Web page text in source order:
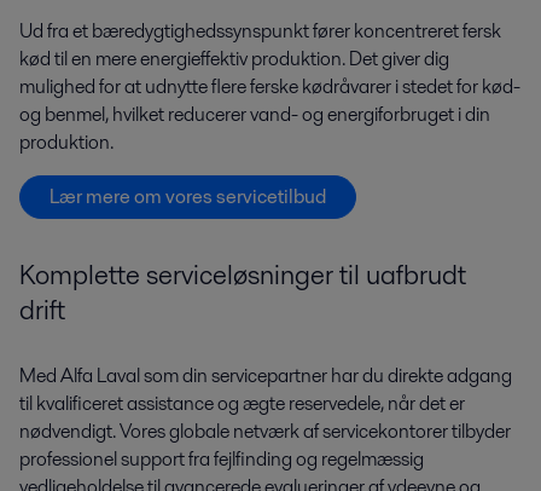
Ud fra et bæredygtighedssynspunkt fører koncentreret fersk
kød til en mere energieffektiv produktion. Det giver dig
mulighed for at udnytte flere ferske kødråvarer i stedet for kød-
og benmel, hvilket reducerer vand- og energiforbruget i din
produktion.
Lær mere om vores servicetilbud
Komplette serviceløsninger til uafbrudt
drift
Med Alfa Laval som din servicepartner har du direkte adgang
til kvalificeret assistance og ægte reservedele, når det er
nødvendigt. Vores globale netværk af servicekontorer tilbyder
professionel support fra fejlfinding og regelmæssig